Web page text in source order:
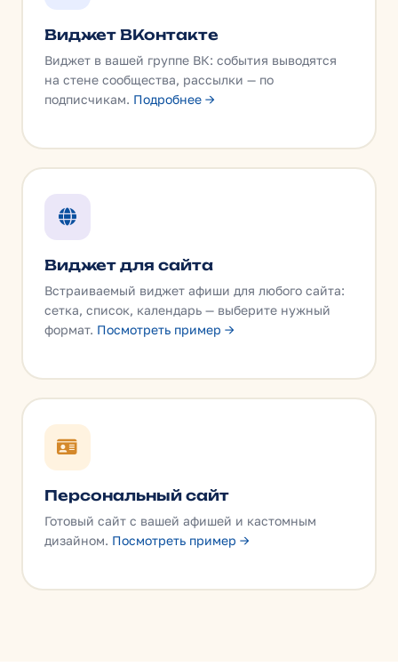
Виджет ВКонтакте
Виджет в вашей группе ВК: события выводятся
на стене сообщества, рассылки — по
подписчикам. Подробнее →
Виджет для сайта
Встраиваемый виджет афиши для любого сайта:
сетка, список, календарь — выберите нужный
формат. Посмотреть пример →
Персональный сайт
Готовый сайт с вашей афишей и кастомным
дизайном. Посмотреть пример →